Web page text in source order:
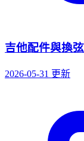
吉他配件與換
2026-05-31 更新